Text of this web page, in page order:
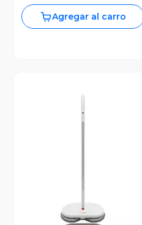
Agregar al carro